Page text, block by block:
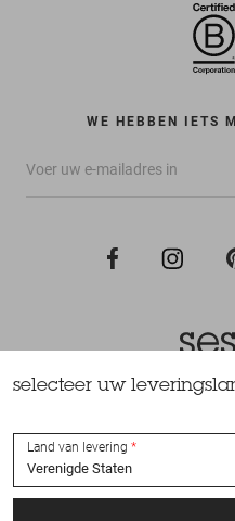
WE HEBBEN IETS
Alle rechten
selecteer uw
Land van levering